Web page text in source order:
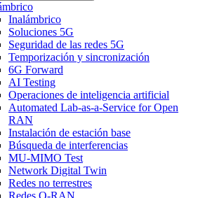
Inalámbrico
Soluciones 5G
Seguridad de las redes 5G
Temporización y sincronización
6G Forward
AI Testing
Operaciones de inteligencia artificial
Automated Lab-as-a-Service for Open
RAN
Instalación de estación base
Búsqueda de interferencias
MU-MIMO Test
Network Digital Twin
Redes no terrestres